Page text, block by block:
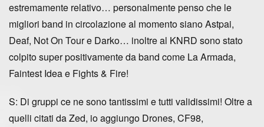
estremamente relativo… personalmente penso che le
migliori band in circolazione al momento siano Astpai,
Deaf, Not On Tour e Darko… inoltre al KNRD sono stato
colpito super positivamente da band come La Armada,
Faintest Idea e Fights & Fire!
S: Di gruppi ce ne sono tantissimi e tutti validissimi! Oltre a
quelli citati da Zed, io aggiungo Drones, CF98,